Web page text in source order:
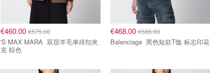
€460.00 €575.00
'S MAX MARA 双层羊毛单排扣夹
克 棕色
€468.00€585.00
Balenciaga 黑色短款T恤 标志印花